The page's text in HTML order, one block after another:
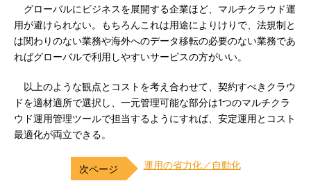
グローバルにビジネスを展開する企業ほど、マルチクラウド運
用が避けられない。もちろんこれは用途によりけりで、法規制と
は関わりのない業務や海外へのデータ移転の必要のない業務であ
ればグローバルで利用しやすいサービスの方がいい。
以上のような観点とコストを考え合わせて、契約すべきクラウ
ドを適材適所で選択し、一元管理可能な部分は1つのマルチクラ
ウド運用管理ツールで担当するようにすれば、安定運用とコスト
最適化が両立できる。
運用の省力化／自動化